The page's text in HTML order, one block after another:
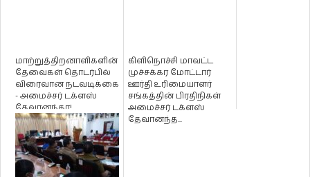
மாற்றுத்திறனாளிகளின்
தேவைகள் தொடர்பில்
விரைவான நடவடிக்கை
- அமைச்சர் டக்ளஸ்
தேவானந்தா!
கிளிநொச்சி மாவட்ட
முச்சக்கர மோட்டார்
ஊர்தி உரிமையாளர்
சங்கத்தின் பிரதிநிகள்
அமைச்சர் டக்ளஸ்
தேவானந்த...